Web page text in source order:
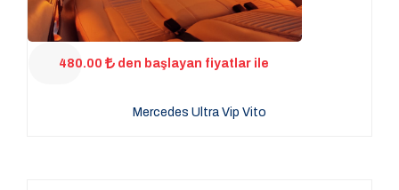
480.00 den başlayan fiyatlar ile
Mercedes Ultra Vip Vito